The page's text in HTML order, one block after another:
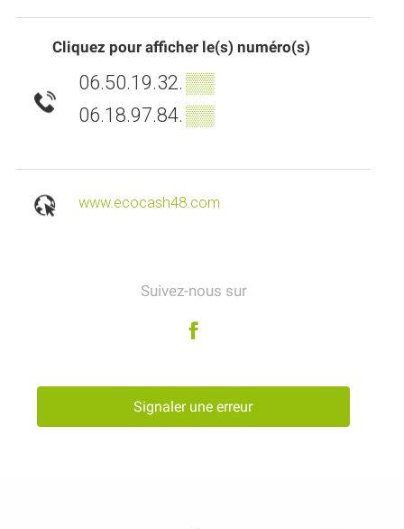
Cliquez pour afficher le(s) numéro(s)
06.50.19.32. ▒▒
06.18.97.84. ▒▒
www.ecocash48.com
Suivez-nous sur
Signaler une erreur